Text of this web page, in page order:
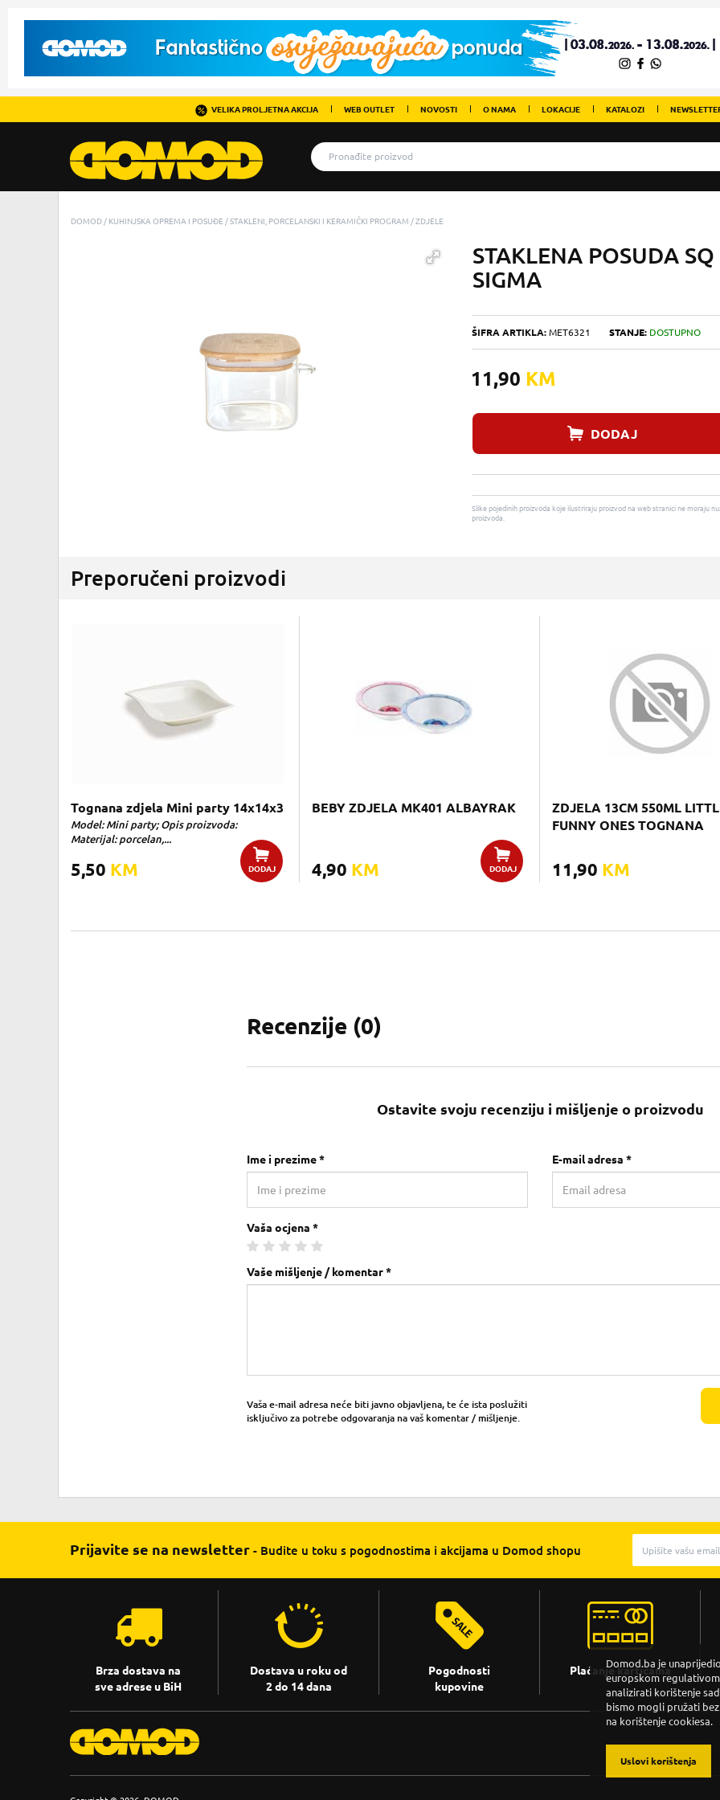
VELIKA PROLJETNA AKCIJA WEB OUTLET NOVOSTI O NAMA LOKACIJE KATALOZI
DOMOD KUHINJSKA OPREMA I POSUĐE STAKLENI, PORCELANSKI I KERAMIČKI PROGRAM ZDJELE
STAKLENA POSUDA
SIGMA
ŠIFRA ARTIKLA: MET6321 STANJE: DOSTUPNO
11,90 KM
DODAJ
Slike pojedinih proizvoda koje ilustriraju proizvod na web stranici ne moraju
proizvoda.
Preporučeni proizvodi
Tognana zdjela Mini party 14x14x3
Model: Mini party; Opis proizvoda:
Materijal: porcelan,...
5,50 KM DODAJ
BEBY ZDJELA MK401 ALBAYRAK
4,90 KM DODAJ
ZDJELA 13CM 550ML
FUNNY ONES TOGNANA
11,90 KM
Recenzije (0)
Ostavite svoju recenziju i mišljenje o proizvodu
Ime i prezime * E-mail adresa *
Vaša ocjena *
Vaše mišljenje / komentar *
Vaša e-mail adresa neće biti javno objavljena, te će ista poslužiti
isključivo za potrebe odgovaranja na vaš komentar / mišljenje.
Prijavite se na newsletter - Budite u toku s pogodnostima i akcijama u Domod shopu
Brza dostava na
sve adrese u BiH
Dostava u roku od
2 do 14 dana
Pogodnosti
kupovine
Plaćanje karticama
Domod.ba je
europskom
analizirati korištenje
bismo mogli pružati
na korištenje cookiesa.
Uslovi korištenja